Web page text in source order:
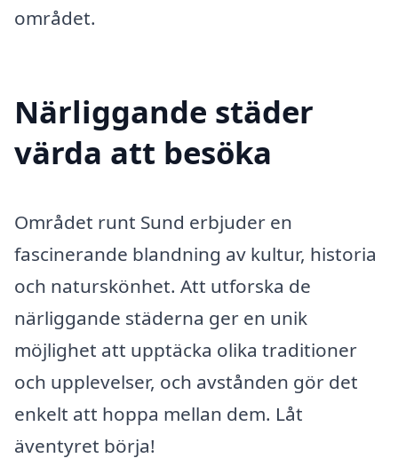
området.
Närliggande städer
värda att besöka
Området runt Sund erbjuder en
fascinerande blandning av kultur, historia
och naturskönhet. Att utforska de
närliggande städerna ger en unik
möjlighet att upptäcka olika traditioner
och upplevelser, och avstånden gör det
enkelt att hoppa mellan dem. Låt
äventyret börja!